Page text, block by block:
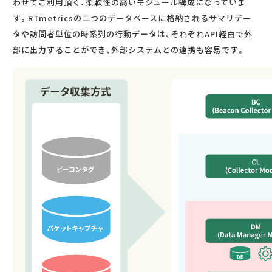
す。RTmetricsの二つのデータベースに格納されるサマリデー
タや訪問者単位の時系列の行動データは、それぞれAPI経由で外
部に出力することができ、外部システムとの連携も容易です。